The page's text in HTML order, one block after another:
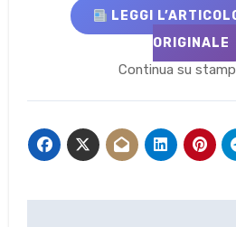
LEGGI
ORIGINALE
Continua su